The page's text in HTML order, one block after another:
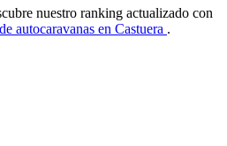
nuestro ranking actualizado con
autocaravanas en Castuera .